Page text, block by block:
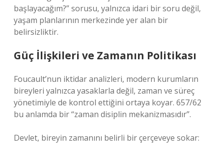
başlayacağım?” sorusu, yalnızca idari bir soru değil,
yaşam planlarının merkezinde yer alan bir
belirsizliktir.
Güç İlişkileri ve Zamanın Politikası
Foucault’nun iktidar analizleri, modern kurumların
bireyleri yalnızca yasaklarla değil, zaman ve süreç
yönetimiyle de kontrol ettiğini ortaya koyar. 657/62
bu anlamda bir “zaman disiplin mekanizmasıdır”.
Devlet, bireyin zamanını belirli bir çerçeveye sokar: